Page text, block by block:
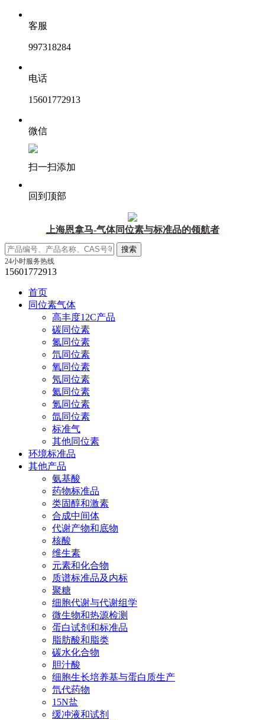
客服
997318284
电话
15601772913
微信
扫一扫添加
回到顶部
上海恩拿马-气体同位素与标准品的领航者
24小时服务热线
15601772913
首页
同位素气体
高丰度12C产品
碳同位素
氮同位素
氘同位素
氧同位素
氖同位素
氦同位素
氪同位素
氙同位素
标准气
其他同位素
环境标准品
其他产品
氨基酸
药物标准品
类固醇和激素
合成中间体
代谢产物和底物
核酸
维生素
元素和化合物
质谱标准品及内标
聚糖
细胞代谢与代谢组学
微生物和热源检测
蛋白试剂和标准品
脂肪酸和脂类
碳水化合物
胆汁酸
细胞生长培养基与蛋白质生产
氘代药物
15N盐
缓冲液和试剂